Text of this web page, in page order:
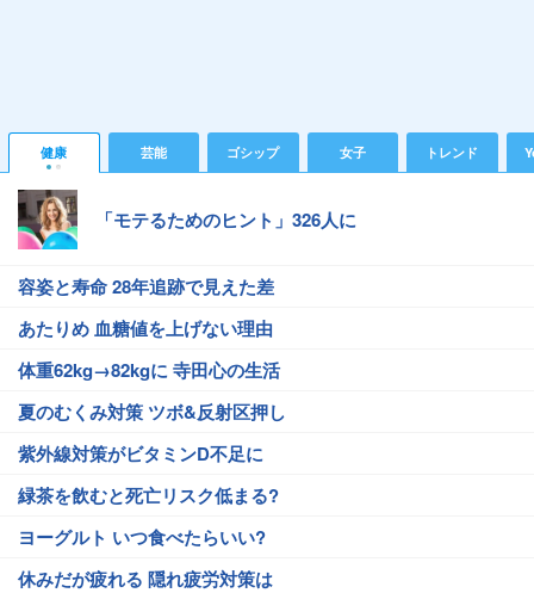
健康 芸能 ゴシップ 女子 トレンド
「モテるためのヒント」326人に
容姿と寿命 28年追跡で見えた差
あたりめ 血糖値を上げない理由
体重62kg→82kgに 寺田心の生活
夏のむくみ対策 ツボ&反射区押し
紫外線対策がビタミンD不足に
緑茶を飲むと死亡リスク低まる?
ヨーグルト いつ食べたらいい?
休みだが疲れる 隠れ疲労対策は